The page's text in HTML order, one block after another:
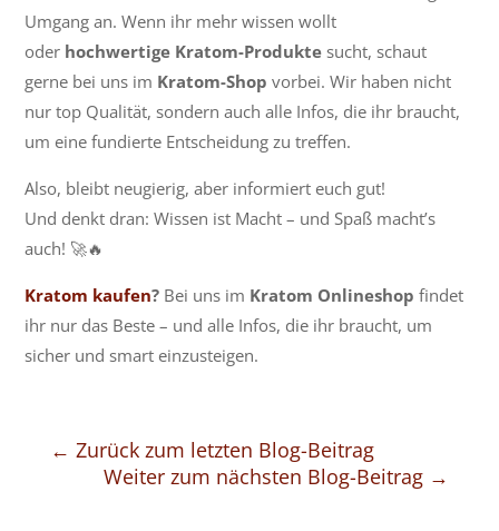
Umgang an. Wenn ihr mehr wissen wollt
oder hochwertige Kratom-Produkte sucht, schaut
gerne bei uns im Kratom-Shop vorbei. Wir haben nicht
nur top Qualität, sondern auch alle Infos, die ihr braucht,
um eine fundierte Entscheidung zu treffen.
Also, bleibt neugierig, aber informiert euch gut!
Und denkt dran: Wissen ist Macht – und Spaß macht’s
auch! 🚀🔥
Kratom kaufen? Bei uns im Kratom Onlineshop findet
ihr nur das Beste – und alle Infos, die ihr braucht, um
sicher und smart einzusteigen.
← Zurück zum letzten Blog-Beitrag
Weiter zum nächsten Blog-Beitrag →